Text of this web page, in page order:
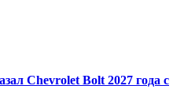
Chevrolet Bolt 2027 года с